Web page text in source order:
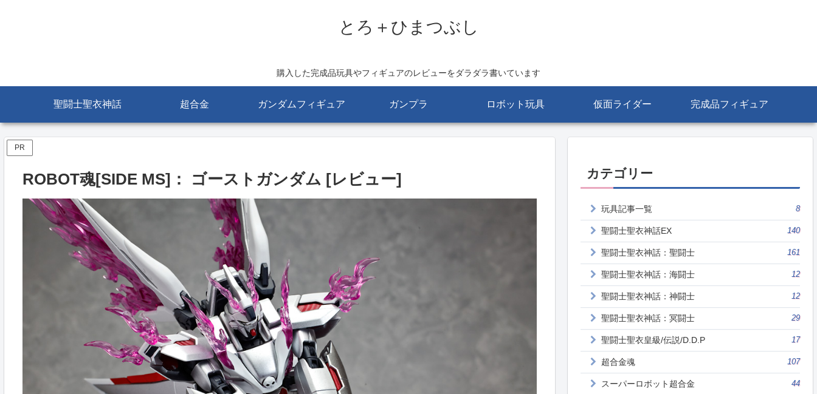
とろ＋ひまつぶし
購入した完成品玩具やフィギュアのレビューをダラダラ書いています
聖闘士聖衣神話 超合金 ガンダムフィギュア ガンプラ ロボット玩具 仮面ライダー 完成品フィギュア
PR
ROBOT魂[SIDE MS]： ゴーストガンダム [レビュー] カテゴリー
玩具記事一覧 8
聖闘士聖衣神話EX 140
聖闘士聖衣神話：聖闘士 161
聖闘士聖衣神話：海闘士 12
聖闘士聖衣神話：神闘士 12
聖闘士聖衣神話：冥闘士 29
聖闘士聖衣皇級/伝説/D.D.P 17
超合金魂 107
スーパーロボット超合金 44